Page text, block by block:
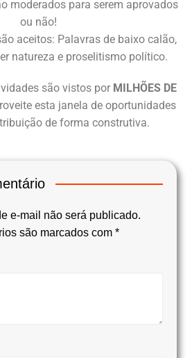
moderados para serem aprovados
ou não!
aceitos: Palavras de baixo calão,
natureza e proselitismo político.
são vistos por MILHÕES DE
esta janela de oportunidades
de forma construtiva.
e-mail não será publicado.
são marcados com *